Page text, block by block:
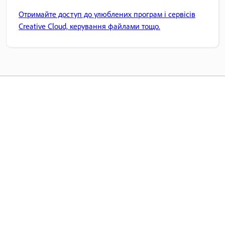
Отримайте доступ до улюблених програм і сервісів
Creative Cloud, керування файлами тощо.